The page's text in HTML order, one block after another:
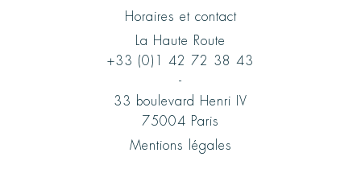
Horaires et contact
La Haute Route
+33 (0)1 42 72 38 43
-
33 boulevard Henri IV
75004 Paris
Mentions légales